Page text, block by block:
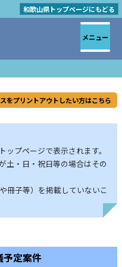
和歌山県トップページにもどる
をプリントアウトしたい方はこちら
プページで表示されます。
土・日・祝日等の場合はその
冊子等）を掲載していないこ
予定案件
メニュー